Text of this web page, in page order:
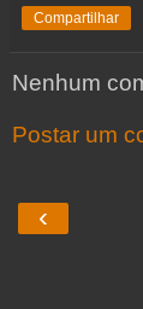
Compartilhar
Nenhum
Postar um
‹